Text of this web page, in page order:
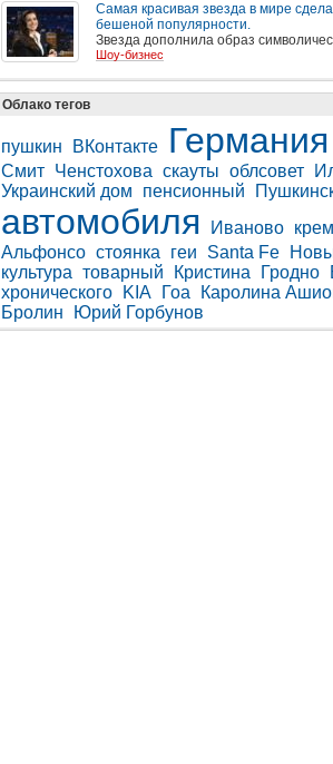
Самая красивая звезда в мире
бешеной популярности.
Звезда дополнила образ
Шоу-бизнес
Облако тегов
пушкин ВКонтакте Германия
Смит Ченстохова скауты облсовет
Украинский дом
пенсионный
автомобиля Иваново
Альфонсо стоянка геи Santa Fe
культура товарный Кристина Гродно
хронического
KIA Гоа Каролина
Бролин
Юрий Горбунов